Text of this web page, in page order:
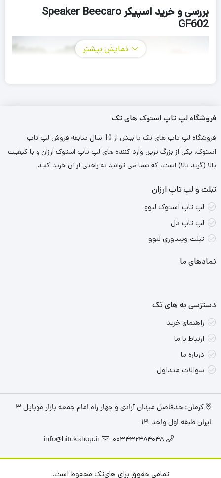
بررسی و خرید اسپیکر Speaker Beecaro
GF602
اسپیکر بلوتوث بیکارو مدل GF602 یکی دیگر از شاهکارهای برند بیکارو
است که با اسپیکر دوبل باکیفیت و طراحی مدرن انتخاب مناسبی برای
گوش دادن به موسیقی داخل و خارج از منزل و در جمع دوستان
خواهد بود. این اسپیکر طراحی مدرنی دارد. و نسل جدید کانکتور شارژ
اتصال به انواع دستگاه های صوتی و تصویری را دارد.
نمایش بیشتر
فروشگاه لپ تاپ استوک های تک
فروشگاه لپ تاپ های تک با بیش از 10 سال سابقه فروش لپ تاپ
استوک، یکی از بزرگ ترین وارد کننده های لپ تاپ استوک ارزان و با کیفیت
بالا (گرید بالا) است، که شما می توانید به راحتی از آن خرید کنید.
تبلت و لپ تاپ ارزان
لپ تاپ استوک لنوو
لپ تاپ دل
تبلت ویندوزی لنوو
نمادهای ما
دستزسی به های تک
راهنمای خرید
ارتباط با ما
درباره ما
سوالات متداول
کرمان: حدفاصل میدان آزادی و چهار راه امام جمعه بازار موبایل ۳
ایران طبقه اول واحد ۱۲۱
003432484048
info@hitekshop.ir
تمامی حقوق برای های‌تک محفوظ است.